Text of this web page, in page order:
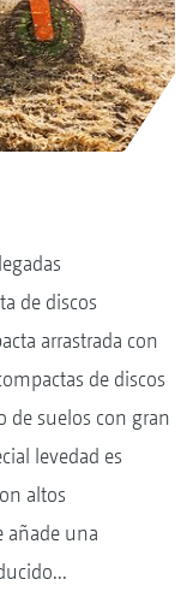
de discos
arrastrada con
de discos
de suelos con gran
levedad es
altos
añade una